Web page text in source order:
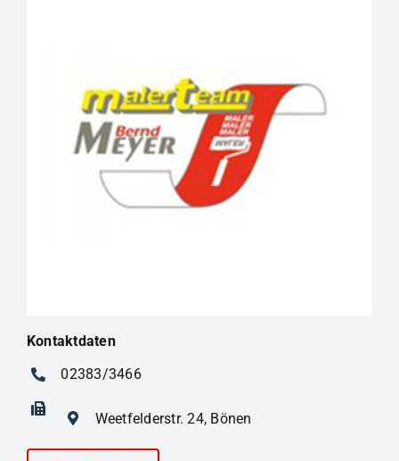
Kontaktdaten
02383/3466
Weetfelderstr. 24, Bönen